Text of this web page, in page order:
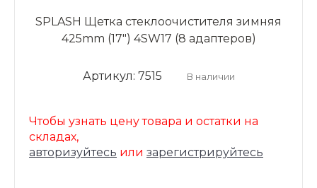
SPLASH Щетка стеклоочистителя зимняя
425mm (17") 4SW17 (8 адаптеров)
Артикул: 7515 В наличии
Чтобы узнать цену товара и остатки на
складах,
авторизуйтесь или зарегистрируйтесь